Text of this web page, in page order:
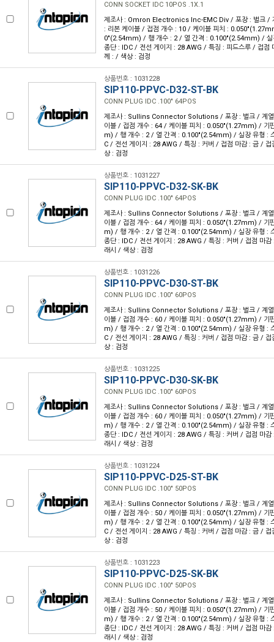
CONN SOCKET IDC 10POS .1X.1
제조사 : Omron Electronics Inc-EMC Div / 포장 : 벌크 /
: 리본 케이블 / 접점 개수 : 10 / 케이블 피치 :
0"(2.54mm) / 행 개수 : 2 / 열 간격 : 0.100"(2.54mm) / 실
종단 : IDC / 전선 게이지 : 28 AWG / 특징 : 피드스루 / 접점
께 : / 색상 : 검정
상품번호 : 1031228
SIP110-PPVC-D32-ST-BK
CONN PLUG IDC .100" 64POS
제조사 : Sullins Connector Solutions / 포장 : 벌크 / 계열
이블 / 접점 개수 : 64 / 케이블 피치 : 0.050"(1.27mm) / 기
m) / 행 개수 : 2 / 열 간격 : 0.100"(2.54mm) / 실장 유형 :
C / 전선 게이지 : 28 AWG / 특징 : 커버 / 접점 마감 : 금 / 접
상 : 검정
상품번호 : 1031227
SIP110-PPVC-D32-SK-BK
CONN PLUG IDC .100" 64POS
제조사 : Sullins Connector Solutions / 포장 : 벌크 / 계열
이블 / 접점 개수 : 64 / 케이블 피치 : 0.050"(1.27mm) / 기
m) / 행 개수 : 2 / 열 간격 : 0.100"(2.54mm) / 실장 유형 :
종단 : IDC / 전선 게이지 : 28 AWG / 특징 : 커버 / 접점 마감
래시 / 색상 : 검정
상품번호 : 1031226
SIP110-PPVC-D30-ST-BK
CONN PLUG IDC .100" 60POS
제조사 : Sullins Connector Solutions / 포장 : 벌크 / 계열
이블 / 접점 개수 : 60 / 케이블 피치 : 0.050"(1.27mm) / 기
m) / 행 개수 : 2 / 열 간격 : 0.100"(2.54mm) / 실장 유형 :
C / 전선 게이지 : 28 AWG / 특징 : 커버 / 접점 마감 : 금 / 접
상 : 검정
상품번호 : 1031225
SIP110-PPVC-D30-SK-BK
CONN PLUG IDC .100" 60POS
제조사 : Sullins Connector Solutions / 포장 : 벌크 / 계열
이블 / 접점 개수 : 60 / 케이블 피치 : 0.050"(1.27mm) / 기
m) / 행 개수 : 2 / 열 간격 : 0.100"(2.54mm) / 실장 유형 :
종단 : IDC / 전선 게이지 : 28 AWG / 특징 : 커버 / 접점 마감
래시 / 색상 : 검정
상품번호 : 1031224
SIP110-PPVC-D25-ST-BK
CONN PLUG IDC .100" 50POS
제조사 : Sullins Connector Solutions / 포장 : 벌크 / 계열
이블 / 접점 개수 : 50 / 케이블 피치 : 0.050"(1.27mm) / 기
m) / 행 개수 : 2 / 열 간격 : 0.100"(2.54mm) / 실장 유형 :
C / 전선 게이지 : 28 AWG / 특징 : 커버 / 접점 마감 : 금 / 접
상 : 검정
상품번호 : 1031223
SIP110-PPVC-D25-SK-BK
CONN PLUG IDC .100" 50POS
제조사 : Sullins Connector Solutions / 포장 : 벌크 / 계열
이블 / 접점 개수 : 50 / 케이블 피치 : 0.050"(1.27mm) / 기
m) / 행 개수 : 2 / 열 간격 : 0.100"(2.54mm) / 실장 유형 :
종단 : IDC / 전선 게이지 : 28 AWG / 특징 : 커버 / 접점 마감
래시 / 색상 : 검정